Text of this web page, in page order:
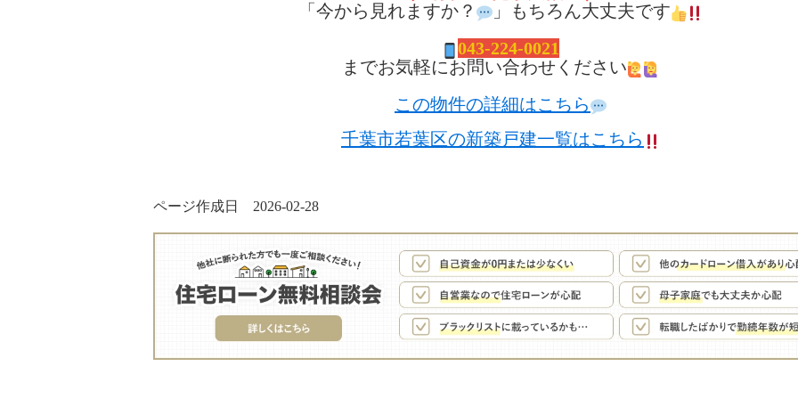
「今から見れますか？
」もちろん大丈夫です
043-224-0021
までお気軽にお問い合わせください
この物件の詳細はこちら
千葉市若葉区の新築戸建一覧はこちら
ページ作成日 2026-02-28